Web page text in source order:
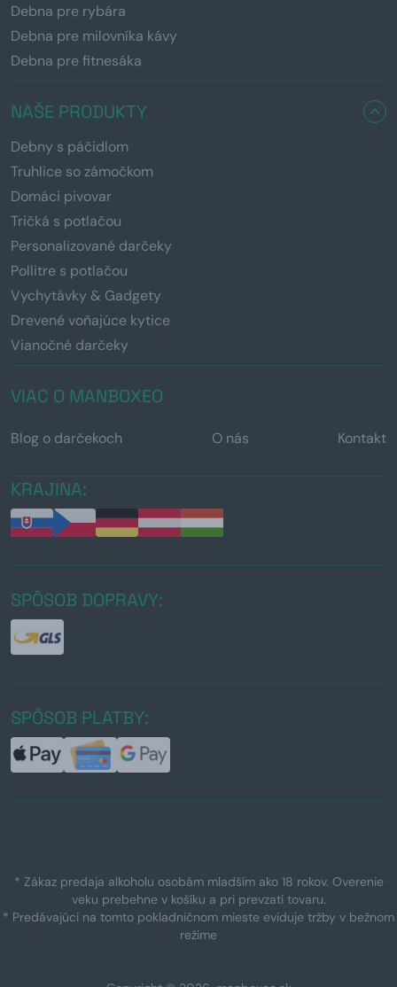
Debna pre rybára
Debna pre milovníka kávy
Debna pre fitnesáka
NAŠE PRODUKTY
Debny s páčidlom
Truhlice so zámočkom
Domáci pivovar
Tričká s potlačou
Personalizované darčeky
Pollitre s potlačou
Vychytávky & Gadgety
Drevené voňajúce kytice
Vianočné darčeky
VIAC O MANBOXEO
Blog o darčekoch O nás Kontakt
KRAJINA:
SPÔSOB DOPRAVY:
SPÔSOB PLATBY:
* Zákaz predaja alkoholu osobám mladším ako 18 rokov. Overenie
veku prebehne v košíku a pri prevzatí tovaru.
* Predávajúci na tomto pokladničnom mieste eviduje tržby v bežnom
režime